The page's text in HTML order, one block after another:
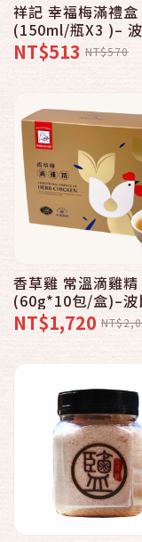
祥記 幸福梅滿禮盒
(150ml/瓶X3 )–
氣
NT$513 NT$570
香草雞 常溫滴雞精
(60g*10包/盒)–波
NT$1,720